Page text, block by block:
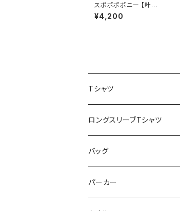
スポポポポニー 【叶夢
るる】生誕祭Tシャツ ブ
ラック XXL〜XXXLサイ
¥4,200
Tシャツ
スポポポポニー
花いろは
Milky✳︎Sphene
ロングスリーブTシャツ
HIGH HIGH BEAM
Milky✳︎Sphene
バッグ
サコッシュ
パーカー